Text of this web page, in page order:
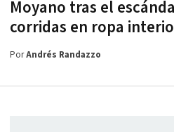
Moyano tras el
corridas en ropa
PorAndrés Randazzo